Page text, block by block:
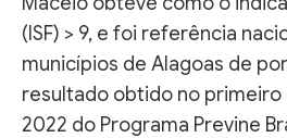
(ISF) > 9, e foi referência
municípios de Alagoas de
resultado obtido no
2022 do Programa Previne